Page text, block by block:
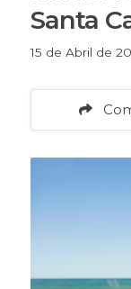
Santa
15 de Abril de